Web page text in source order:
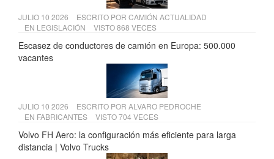
JULIO 10 2026 ESCRITO POR CAMIÓN ACTUALIDAD
EN LEGISLACIÓN VISTO 868 VECES
Escasez de conductores de camión en Europa: 500.000
vacantes
JULIO 10 2026 ESCRITO POR ALVARO PEDROCHE
EN FABRICANTES VISTO 704 VECES
Volvo FH Aero: la configuración más eficiente para larga
distancia | Volvo Trucks